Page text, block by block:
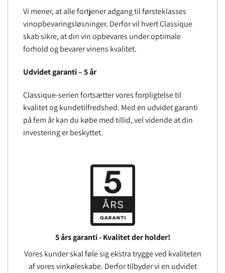
Vi mener, at alle fortjener adgang til førsteklasses
vinopbevaringsløsninger. Derfor vil hvert Classique
skab sikre, at din vin opbevares under optimale
forhold og bevarer vinens kvalitet.
Udvidet garanti – 5 år
Classique-serien fortsætter vores forpligtelse til
kvalitet og kundetilfredshed. Med en udvidet garanti
på fem år kan du købe med tillid, vel vidende at din
investering er beskyttet.
5 års garanti - Kvalitet der holder!
Vores kunder skal føle sig ekstra trygge ved kvaliteten
af ​​vores vinkøleskabe. Derfor tilbyder vi en udvidet